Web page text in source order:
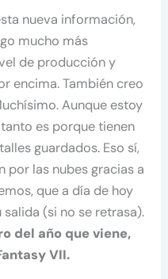
nueva información,
mucho más
de producción y
encima. También creo
Aunque estoy
es porque tienen
guardados. Eso sí,
por las nubes gracias a
que a día de hoy
(si no se retrasa).
del año que viene,
VII.